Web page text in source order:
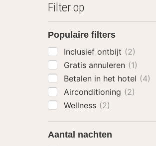
Filter op
Populaire filters
Inclusief ontbijt (2)
Gratis annuleren (1)
Betalen in het hotel (4)
Airconditioning (2)
Wellness (2)
Aantal nachten